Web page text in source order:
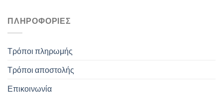
ΠΛΗΡΟΦΟΡΊΕΣ
Τρόποι πληρωμής
Τρόποι αποστολής
Επικοινωνία